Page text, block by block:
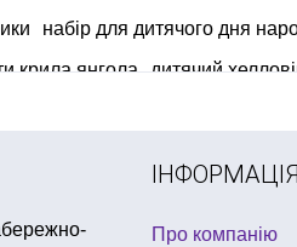
набір для дитячого дня
крила янгола дитячий
ІНФОРМАЦІЯ
Про компанію